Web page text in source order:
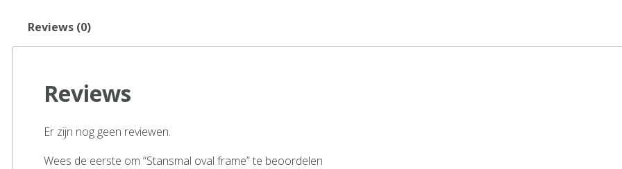
Reviews (0)
Reviews
Er zijn nog geen reviewen.
Wees de eerste om “Stansmal oval frame” te beoordelen